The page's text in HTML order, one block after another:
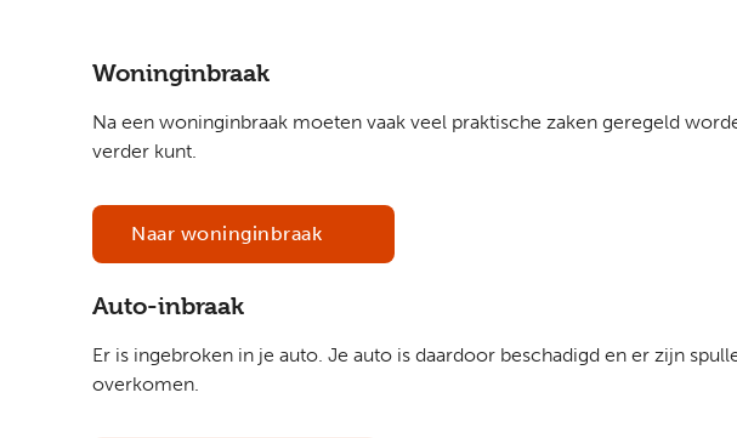
Woninginbraak
Na een woninginbraak moeten vaak veel praktische zaken geregeld
verder kunt.
Naar woninginbraak
Auto-inbraak
Er is ingebroken in je auto. Je auto is daardoor beschadigd en er zijn
overkomen.